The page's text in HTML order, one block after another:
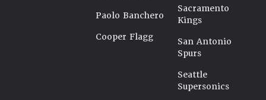
Paolo Banchero
Cooper Flagg
Sacramento
Kings
San Antonio
Spurs
Seattle
Supersonics